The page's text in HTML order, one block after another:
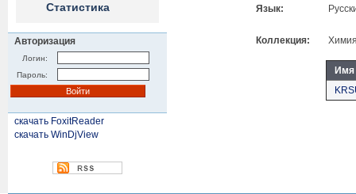
Статистика
Авторизация
Логин:
Пароль:
скачать FoxitReader
скачать WinDjView
Язык:
Коллекция: